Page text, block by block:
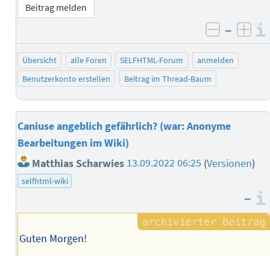
Beitrag melden
negativ
–
Übersicht alle Foren SELFHTML-Forum
anmelden
Benutzerkonto erstellen
Beitrag im Thread-Baum
Caniuse angeblich gefährlich? (war: Anonyme
Bearbeitungen im Wiki)
Matthias Scharwies 13.09.2022 06:25 (Versionen)
selfhtml-wiki
–
Guten Morgen!